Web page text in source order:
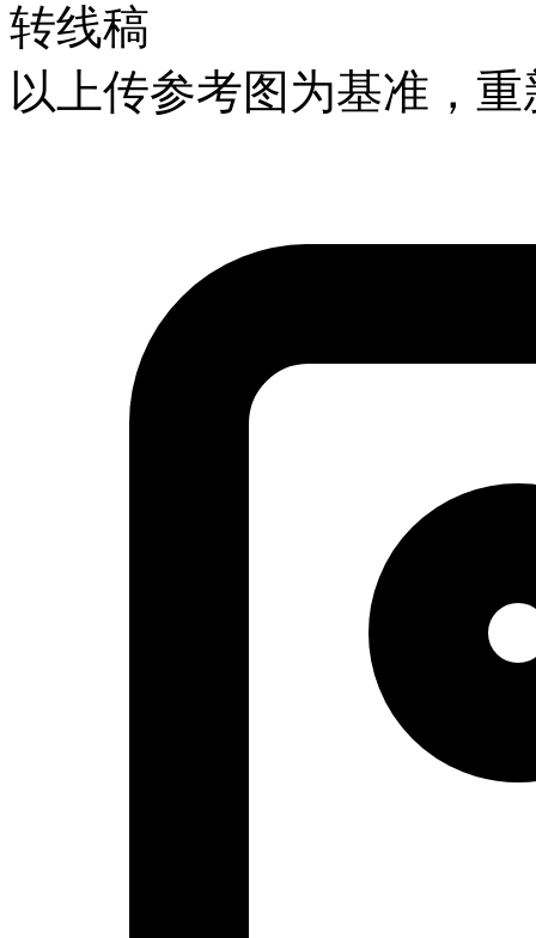
转线稿
以上传参考图为基准，